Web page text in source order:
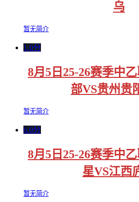
乌
暂无简介
1.0分
8月5日25-26赛季中
部VS贵州贵
暂无简介
6.0分
8月5日25-26赛季中
星VS江西
暂无简介